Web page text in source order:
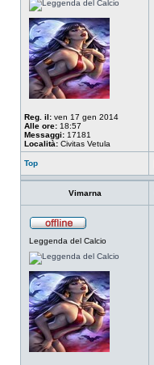
Reg. il: ven 17 gen 2014
Alle ore: 18:57
Messaggi: 17181
Località: Civitas Vetula
Top
Vimarna
Leggenda del Calcio